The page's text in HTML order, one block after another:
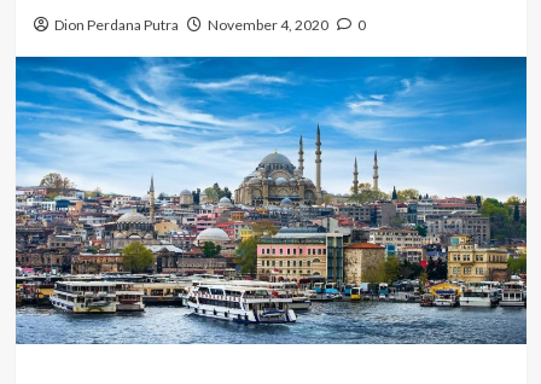
Dion Perdana Putra November 4, 2020 0